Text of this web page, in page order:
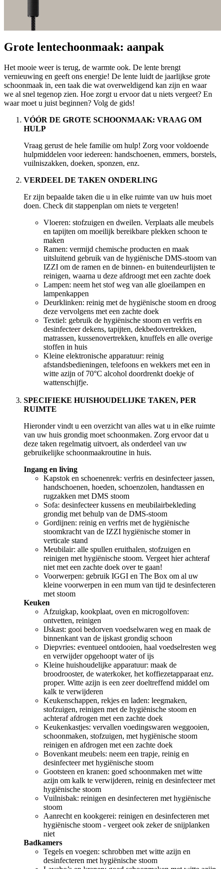
Grote lentechoonmaak: aanpak
Het mooie weer is terug, de warmte ook. De lente brengt
vernieuwing en geeft ons energie! De lente luidt de jaarlijkse grote
schoonmaak in, een taak die wat overweldigend kan zijn en waar
we al snel tegenop zien. Hoe zorgt u ervoor dat u niets vergeet? En
waar moet u juist beginnen? Volg de gids!
VÓÓR DE GROTE SCHOONMAAK: VRAAG OM
HULP
Vraag gerust de hele familie om hulp! Zorg voor voldoende
hulpmiddelen voor iedereen: handschoenen, emmers, borstels,
vuilniszakken, doeken, sponzen, enz.
VERDEEL DE TAKEN ONDERLING
Er zijn bepaalde taken die u in elke ruimte van uw huis moet
doen. Check dit stappenplan om niets te vergeten!
Vloeren: stofzuigen en dweilen. Verplaats alle meubels
en tapijten om moeilijk bereikbare plekken schoon te
maken
Ramen: vermijd chemische producten en maak
uitsluitend gebruik van de hygiënische DMS-stoom van
IZZI om de ramen en de binnen- en buitendeurlijsten te
reinigen, waarna u deze afdroogt met een zachte doek
Lampen: neem het stof weg van alle gloeilampen en
lampenkappen
Deurklinken: reinig met de hygiënische stoom en droog
deze vervolgens met een zachte doek
Textiel: gebruik de hygiënische stoom en verfris en
desinfecteer dekens, tapijten, dekbedovertrekken,
matrassen, kussenovertrekken, knuffels en alle overige
stoffen in huis
Kleine elektronische apparatuur: reinig
afstandsbedieningen, telefoons en wekkers met een in
witte azijn of 70°C alcohol doordrenkt doekje of
wattenschijfje.
SPECIFIEKE HUISHOUDELIJKE TAKEN, PER
RUIMTE
Hieronder vindt u een overzicht van alles wat u in elke ruimte
van uw huis grondig moet schoonmaken. Zorg ervoor dat u
deze taken regelmatig uitvoert, als onderdeel van uw
gebruikelijke schoonmaakroutine in huis.
Ingang en living
Kapstok en schoenenrek: verfris en desinfecteer jassen,
handschoenen, hoeden, schoenzolen, handtassen en
rugzakken met DMS stoom
Sofa: desinfecteer kussens en meubilairbekleding
grondig met behulp van de DMS-stoom
Gordijnen: reinig en verfris met de hygiënische
stoomkracht van de IZZI hygiënische stomer in
verticale stand
Meubilair: alle spullen eruithalen, stofzuigen en
reinigen met hygiënische stoom. Vergeet hier achteraf
niet met een zachte doek over te gaan!
Voorwerpen: gebruik IGGI en The Box om al uw
kleine voorwerpen in een mum van tijd te desinfecteren
met stoom
Keuken
Afzuigkap, kookplaat, oven en microgolfoven:
ontvetten, reinigen
IJskast: gooi bedorven voedselwaren weg en maak de
binnenkant van de ijskast grondig schoon
Diepvries: eventueel ontdooien, haal voedselresten weg
en verwijder opgehoopt water of ijs
Kleine huishoudelijke apparatuur: maak de
broodrooster, de waterkoker, het koffiezetapparaat enz.
proper. Witte azijn is een zeer doeltreffend middel om
kalk te verwijderen
Keukenschappen, rekjes en laden: leegmaken,
stofzuigen, reinigen met de hygiënische stoom en
achteraf afdrogen met een zachte doek
Keukenkastjes: vervallen voedingswaren weggooien,
schoonmaken, stofzuigen, met hygiënische stoom
reinigen en afdrogen met een zachte doek
Bovenkant meubels: neem een trapje, reinig en
desinfecteer met hygiënische stoom
Gootsteen en kranen: goed schoonmaken met witte
azijn om kalk te verwijderen, reinig en desinfecteer met
hygiënische stoom
Vuilnisbak: reinigen en desinfecteren met hygiënische
stoom
Aanrecht en kookgerei: reinigen en desinfecteren met
hygiënische stoom - vergeet ook zeker de snijplanken
niet
Badkamers
Tegels en voegen: schrobben met witte azijn en
desinfecteren met hygiënische stoom